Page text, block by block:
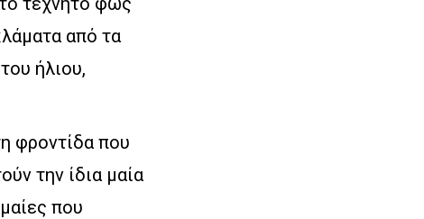
από τα
ήλιου,
φροντίδα που
την ίδια μαία
που